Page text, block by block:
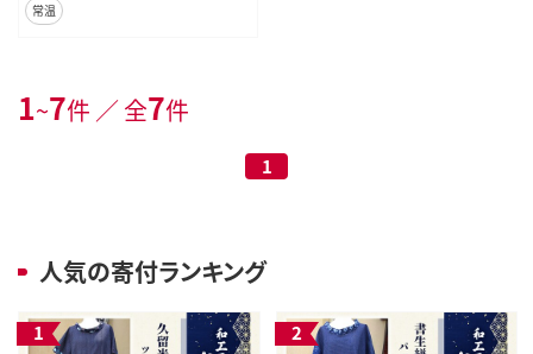
常温
1~7件 ／ 全7件
1
人気の寄付ランキング